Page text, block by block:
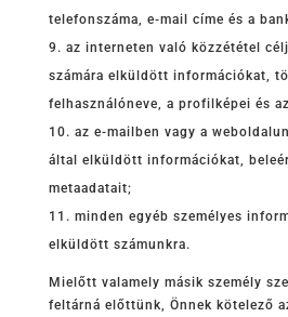
telefonszáma, e-mail címe és a
az interneten való közzététel
számára elküldött információkat,
felhasználóneve, a profilképei és
az e-mailben vagy a
által elküldött információkat,
metaadatait;
minden egyéb személyes
elküldött számunkra.
Mielőtt valamely másik személy
feltárná előttünk, Önnek kötelező